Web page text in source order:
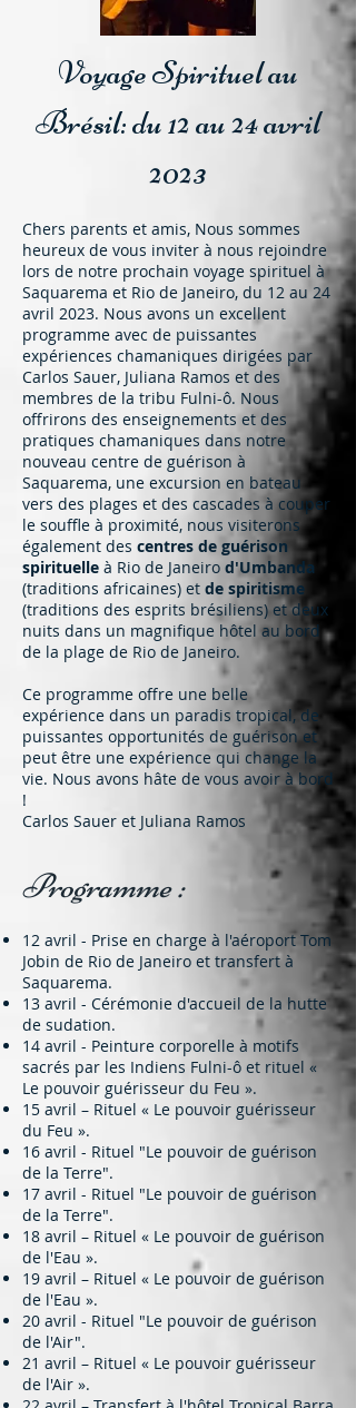
Voyage Spirituel au
Brésil: du 12 au 24 avril
2023
Chers parents et amis, Nous sommes
heureux de vous inviter à nous rejoindre
lors de notre prochain voyage spirituel à
Saquarema et Rio de Janeiro, du 12 au 24
avril 2023. Nous avons un excellent
programme avec de puissantes
expériences chamaniques dirigées par
Carlos Sauer, Juliana Ramos et des
membres de la tribu Fulni-ô. Nous
offrirons des enseignements et des
pratiques chamaniques dans notre
nouveau centre de guérison à
Saquarema, une excursion en bateau
vers des plages et des cascades à couper
le souffle à proximité, nous visiterons
également des centres de guérison
spirituelle à Rio de Janeiro d'Umbanda
(traditions africaines) et de spiritisme
(traditions des esprits brésiliens) et deux
nuits dans un magnifique hôtel au bord
de la plage de Rio de Janeiro.
Ce programme offre une belle
expérience dans un paradis tropical, de
puissantes opportunités de guérison et
peut être une expérience qui change la
vie. Nous avons hâte de vous avoir à bord
!
Carlos Sauer et Juliana Ramos
Programme :
12 avril - Prise en charge à l'aéroport Tom
Jobin de Rio de Janeiro et transfert à
Saquarema.
13 avril - Cérémonie d'accueil de la hutte
de sudation.
14 avril - Peinture corporelle à motifs
sacrés par les Indiens Fulni-ô et rituel «
Le pouvoir guérisseur du Feu ».
15 avril – Rituel « Le pouvoir guérisseur
du Feu ».
16 avril - Rituel "Le pouvoir de guérison
de la Terre".
17 avril - Rituel "Le pouvoir de guérison
de la Terre".
18 avril – Rituel « Le pouvoir de guérison
de l'Eau ».
19 avril – Rituel « Le pouvoir de guérison
de l'Eau ».
20 avril - Rituel "Le pouvoir de guérison
de l'Air".
21 avril – Rituel « Le pouvoir guérisseur
de l'Air ».